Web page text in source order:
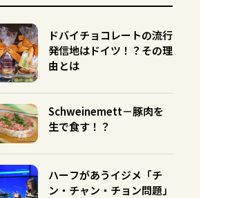
ドバイチョコレートの流行
発信地はドイツ！？その理
由とは
Schweinemett－豚肉を
生で食す！？
ハーフがあうイジメ「チ
ン・チャン・チョン問題」